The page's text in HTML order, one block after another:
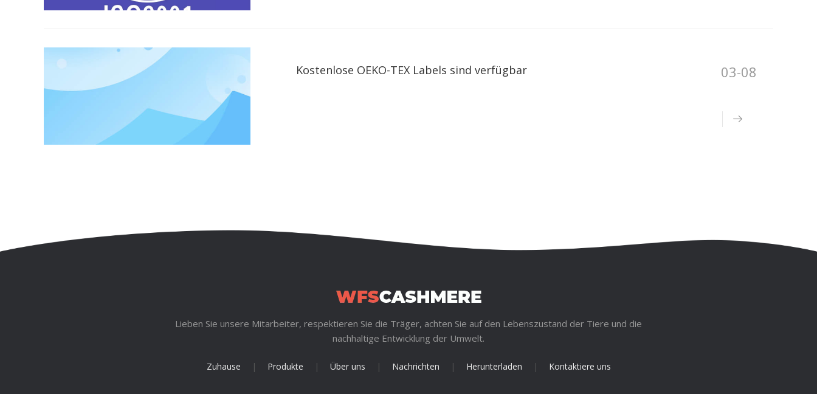
Kostenlose OEKO-TEX Labels sind verfügbar 03-08
Lieben Sie unsere Mitarbeiter, respektieren Sie die Träger, achten Sie auf den Lebenszustand der Tiere und die
nachhaltige Entwicklung der Umwelt.
Zuhause | Produkte | Über uns | Nachrichten | Herunterladen | Kontaktiere uns